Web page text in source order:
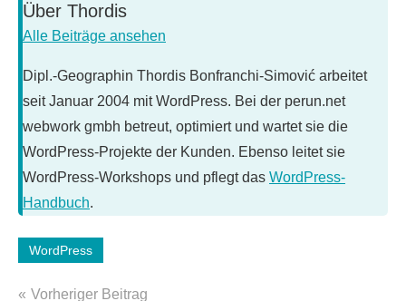
Über Thordis
Alle Beiträge ansehen
Dipl.-Geographin Thordis Bonfranchi-Simović arbeitet
seit Januar 2004 mit WordPress. Bei der perun.net
webwork gmbh betreut, optimiert und wartet sie die
WordPress-Projekte der Kunden. Ebenso leitet sie
WordPress-Workshops und pflegt das WordPress-
Handbuch.
Schlagwörter:
WordPress
WordPress
Beitragsnavigation
Vorheriger Beitrag